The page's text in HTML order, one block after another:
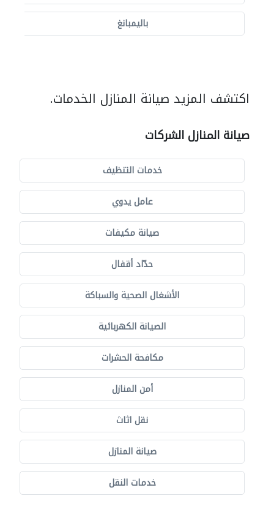
باليمبانغ
اكتشف المزيد صيانة المنازل الخدمات.
صيانة المنازل الشركات
خدمات التنظيف
عامل يدوي
صيانة مكيفات
حدّاد أقفال
الأشغال الصحية والسباكة
الصيانة الكهربائية
مكافحة الحشرات
أمن المنازل
نقل اثاث
صيانة المنازل
خدمات النقل